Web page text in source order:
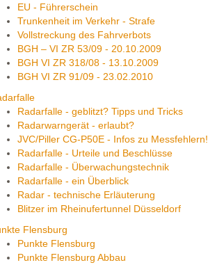
EU - Führerschein
Trunkenheit im Verkehr - Strafe
Vollstreckung des Fahrverbots
BGH – VI ZR 53/09 - 20.10.2009
BGH VI ZR 318/08 - 13.10.2009
BGH VI ZR 91/09 - 23.02.2010
Radarfalle - geblitzt? Tipps und Tricks
Radarwarngerät - erlaubt?
JVC/Piller CG-P50E - Infos zu Messfehlern!
Radarfalle - Urteile und Beschlüsse
Radarfalle - Überwachungstechnik
Radarfalle - ein Überblick
Radar - technische Erläuterung
Blitzer im Rheinufertunnel Düsseldorf
Flensburg
Punkte Flensburg
Punkte Flensburg Abbau